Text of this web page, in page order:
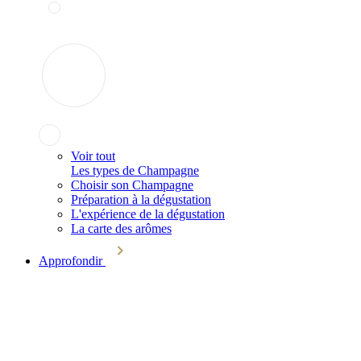
Voir tout
Les types de Champagne
Choisir son Champagne
Préparation à la dégustation
L'expérience de la dégustation
La carte des arômes
Approfondir